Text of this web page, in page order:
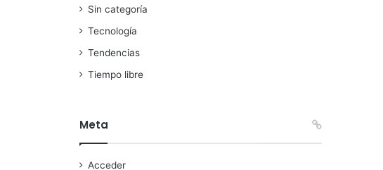
Sin categoría
Tecnología
Tendencias
Tiempo libre
Meta
Acceder